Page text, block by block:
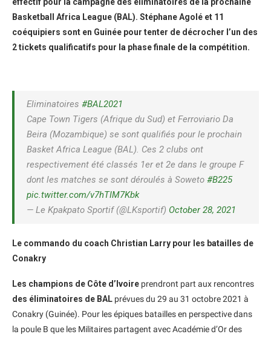
Basketball Africa League (BAL). Stéphane Agolé et 11
coéquipiers sont en Guinée pour tenter de décrocher l’un des
2 tickets qualificatifs pour la phase finale de la compétition.
Eliminatoires #BAL2021
Cape Town Tigers (Afrique du Sud) et Ferroviario Da
Beira (Mozambique) se sont qualifiés pour le prochain
Basket Africa League (BAL). Ces 2 clubs ont
respectivement été classés 1er et 2e dans le groupe F
dont les matches se sont déroulés à Soweto #B225
pic.twitter.com/v7hTIM7Kbk
— Le Kpakpato Sportif (@LKsportif) October 28, 2021
Le commando du coach Christian Larry pour les batailles de
Conakry
Les champions de Côte d’Ivoire prendront part aux rencontres
des éliminatoires de BAL prévues du 29 au 31 octobre 2021 à
Conakry (Guinée). Pour les épiques batailles en perspective dans
la poule B que les Militaires partagent avec Académie d’Or des